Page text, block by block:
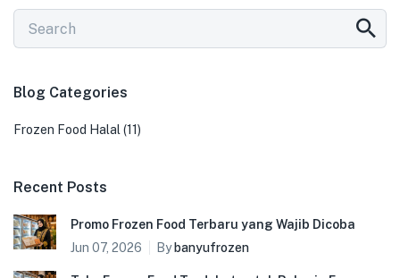
Blog Categories
Frozen Food Halal(11)
Recent Posts
Promo Frozen Food Terbaru yang Wajib Dicoba
Jun 07, 2026
Bybanyufrozen